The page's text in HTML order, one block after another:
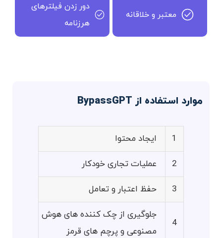
معتبر و خلاقانه
دور زدن فیلترهای
هرزنامه
موارد استفاده از BypassGPT
1 ایجاد محتوا
2 عملیات تجاری خودکار
3 حفظ اعتبار و تعامل
4
جلوگیری از چک کننده های هوش
مصنوعی و پرچم های قرمز